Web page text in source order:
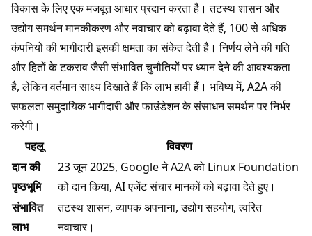
विकास के लिए एक मजबूत आधार प्रदान करता है। तटस्थ शासन और
उद्योग समर्थन मानकीकरण और नवाचार को बढ़ावा देते हैं, 100 से अधिक
कंपनियों की भागीदारी इसकी क्षमता का संकेत देती है। निर्णय लेने की गति
और हितों के टकराव जैसी संभावित चुनौतियों पर ध्यान देने की आवश्यकता
है, लेकिन वर्तमान साक्ष्य दिखाते हैं कि लाभ हावी हैं। भविष्य में, A2A की
सफलता समुदायिक भागीदारी और फाउंडेशन के संसाधन समर्थन पर निर्भर
करेगी।
पहलू
विवरण
दान की
पृष्ठभूमि
23 जून 2025, Google ने A2A को Linux Foundation
को दान किया, AI एजेंट संचार मानकों को बढ़ावा देते हुए।
संभावित
लाभ
तटस्थ शासन, व्यापक अपनाना, उद्योग सहयोग, त्वरित
नवाचार।